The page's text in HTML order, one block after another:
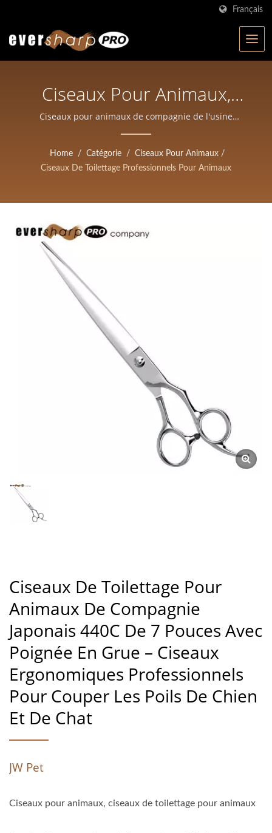
Français
Ciseaux Pour Animaux,
Ciseaux De Toilettage Pour
Animaux | Eversharp Pro
Company | Fabricant De
D'expérience
Ciseaux pour animaux de compagnie de l'usine
taïwanaise | Fabricant de ciseaux certifié ISO à Taïwan
Home / Catégorie / Ciseaux Pour Animaux /
Ciseaux De Toilettage Professionnels Pour Animaux
Ciseaux De Toilettage Pour
Animaux De Compagnie
Japonais 440C De 7 Pouces Avec
Poignée En Grue – Ciseaux
Ergonomiques Professionnels
Pour Couper Les Poils De Chien
Et De Chat
JW Pet
Ciseaux pour animaux, ciseaux de toilettage pour animaux